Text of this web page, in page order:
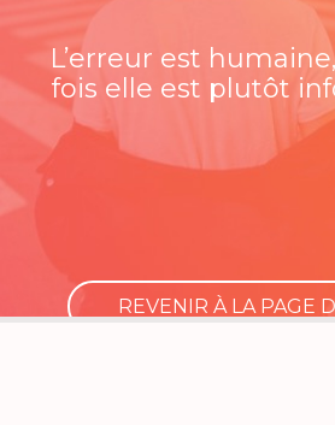
L’erreur est
fois elle est plutôt
REVENIR À LA PAGE